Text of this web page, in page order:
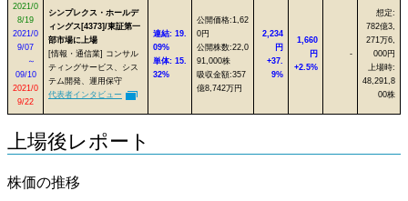
2021/0
8/19
2021/0
9/07
～
09/10
2021/0
9/22
シンプレクス・ホールデ
ィングス[4373]/東証第一
部市場に上場
[情報・通信業] コンサル
ティングサービス、シス
テム開発、運用保守
代表者インタビュー
連結: 19.
09%
単体: 15.
32%
公開価格:1,62
0円
公開株数:22,0
91,000株
吸収金額:357
億8,742万円
2,234
円
+37.
9%
1,660
円
+2.5%
-
想定:
782億3,
271万6,
000円
上場時:
48,291,8
00株
上場後レポート
株価の推移